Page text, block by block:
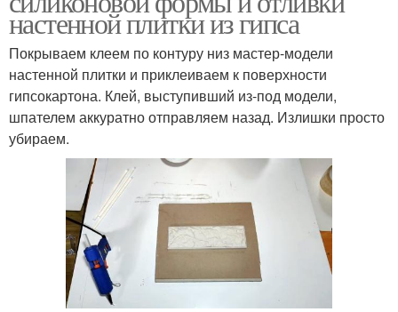
настенной плитки из гипса
Покрываем клеем по контуру низ мастер-модели
настенной плитки и приклеиваем к поверхности
гипсокартона. Клей, выступивший из-под модели,
шпателем аккуратно отправляем назад. Излишки просто
убираем.